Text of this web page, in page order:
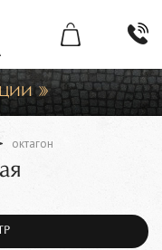
октагон